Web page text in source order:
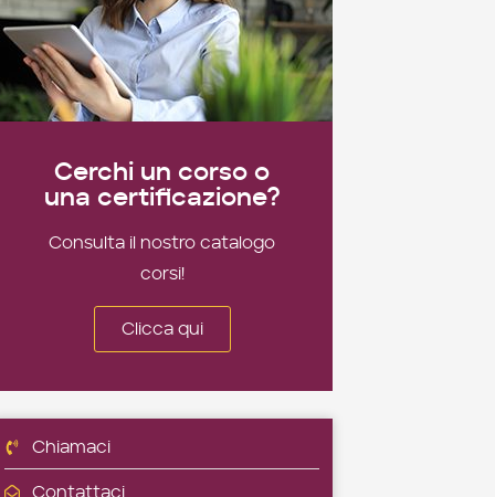
Cerchi un corso o
una certificazione?
Consulta il nostro catalogo
corsi!
Clicca qui
Chiamaci
Contattaci